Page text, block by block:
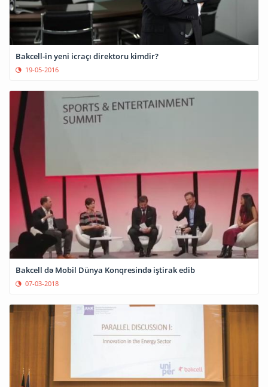
Bakcell-in yeni icraçı direktoru kimdir?
19-05-2016
Bakcell də Mobil Dünya Konqresində iştirak edib
07-03-2018